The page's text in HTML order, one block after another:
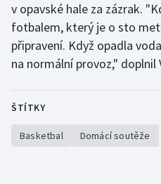
v opavské hale za zázrak.
fotbalem, který je o sto
připravení. Když opadla
na normální provoz," doplnil
ŠTÍTKY
Basketbal Domácí soutěže